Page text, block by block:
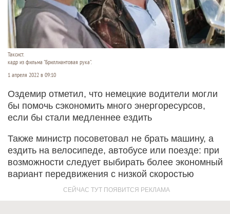
Таксист.
кадр из фильма "Бриллиантовая рука".
1 апреля 2022 в 09:10
Оздемир отметил, что немецкие водители могли
бы помочь сэкономить много энергоресурсов,
если бы стали медленнее ездить
Также министр посоветовал не брать машину, а
ездить на велосипеде, автобусе или поезде: при
возможности следует выбирать более экономный
вариант передвижения с низкой скоростью